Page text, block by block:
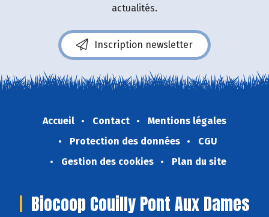
actualités.
Inscription newsletter
Accueil Contact
Mentions légales
Protection des données
CGU
Gestion des cookies
Plan du site
Biocoop Couilly Pont Aux Dames